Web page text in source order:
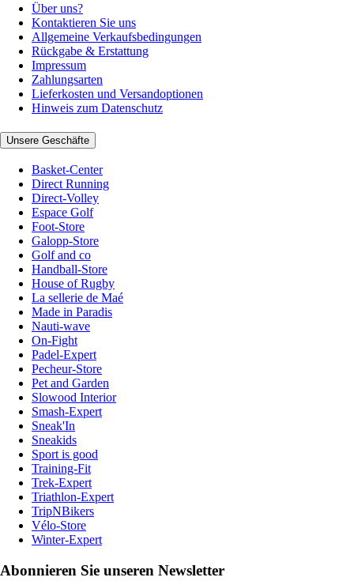
Über uns?
Kontaktieren Sie uns
Allgemeine Verkaufsbedingungen
Rückgabe & Erstattung
Impressum
Zahlungsarten
Lieferkosten und Versandoptionen
Hinweis zum Datenschutz
Unsere Geschäfte
Basket-Center
Direct Running
Direct-Volley
Espace Golf
Foot-Store
Galopp-Store
Golf and co
Handball-Store
House of Rugby
La sellerie de Maé
Made in Paradis
Nauti-wave
On-Fight
Padel-Expert
Pecheur-Store
Pet and Garden
Slowood Interior
Smash-Expert
Sneak'In
Sneakids
Sport is good
Training-Fit
Trek-Expert
Triathlon-Expert
TripNBikers
Vélo-Store
Winter-Expert
Abonnieren Sie unseren Newsletter